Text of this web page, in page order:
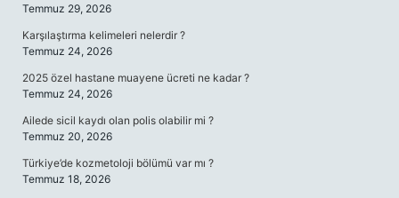
Temmuz 29, 2026
Karşılaştırma kelimeleri nelerdir ?
Temmuz 24, 2026
2025 özel hastane muayene ücreti ne kadar ?
Temmuz 24, 2026
Ailede sicil kaydı olan polis olabilir mi ?
Temmuz 20, 2026
Türkiye’de kozmetoloji bölümü var mı ?
Temmuz 18, 2026